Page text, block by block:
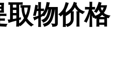
取物价格